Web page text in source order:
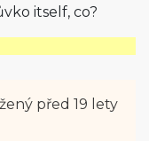
itself, co?
před 19 lety